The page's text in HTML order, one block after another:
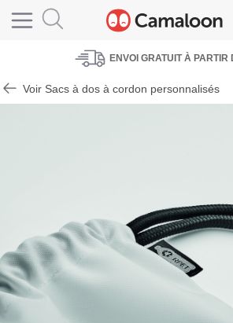
ENVOI GRATUIT À PARTIR
Voir Sacs à dos à cordon personnalisés